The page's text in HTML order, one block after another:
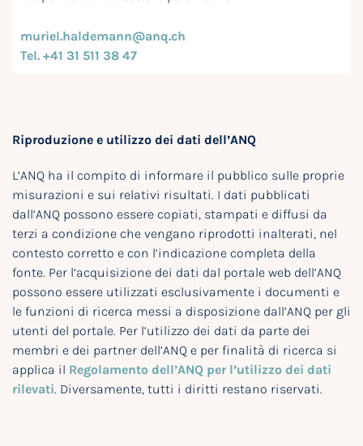
muriel.haldemann@anq.ch
Tel. +41 31 511 38 47
Riproduzione e utilizzo dei dati dell’ANQ
L’ANQ ha il compito di informare il pubblico sulle proprie
misurazioni e sui relativi risultati. I dati pubblicati
dall’ANQ possono essere copiati, stampati e diffusi da
terzi a condizione che vengano riprodotti inalterati, nel
contesto corretto e con l’indicazione completa della
fonte. Per l’acquisizione dei dati dal portale web dell’ANQ
possono essere utilizzati esclusivamente i documenti e
le funzioni di ricerca messi a disposizione dall’ANQ per gli
utenti del portale. Per l’utilizzo dei dati da parte dei
membri e dei partner dell’ANQ e per finalità di ricerca si
applica il Regolamento dell’ANQ per l’utilizzo dei dati
rilevati. Diversamente, tutti i diritti restano riservati.